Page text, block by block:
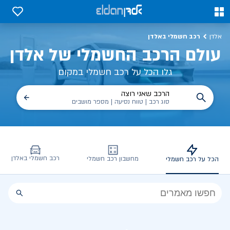
0
0
אלדן רכב חשמלי באלדן
עולם הרכב החשמלי של אלדן
גלו הכל על רכב חשמלי במקום
הרכב שאני רוצה
סוג רכב | טווח נסיעה | מספר מושבים
הכל על רכב חשמלי מחשבון רכב חשמלי רכב חשמלי באלדן
הכל
הכל על רכב חשמלי, שימושים, טכנולוגיה וכל מה שכדי לדעת | אלדן